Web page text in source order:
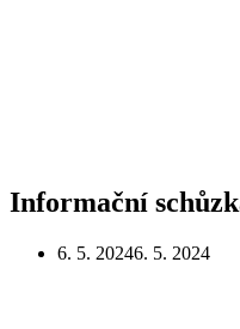
Informační
6. 5. 20246. 5. 2024